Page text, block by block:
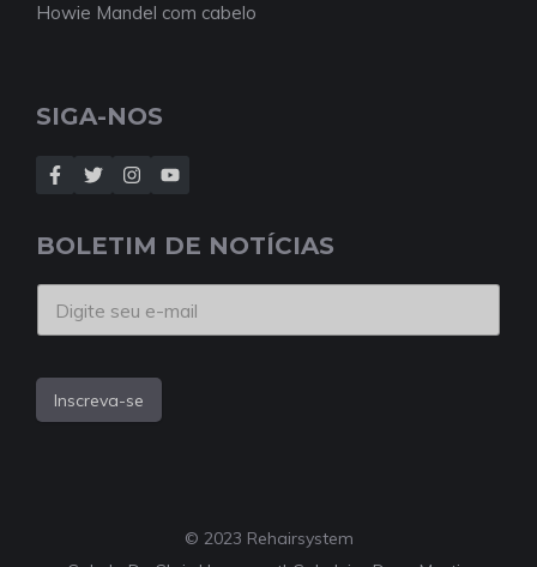
Howie Mandel com cabelo
SIGA-NOS
BOLETIM DE NOTÍCIAS
Inscreva-se
© 2023 Rehairsystem